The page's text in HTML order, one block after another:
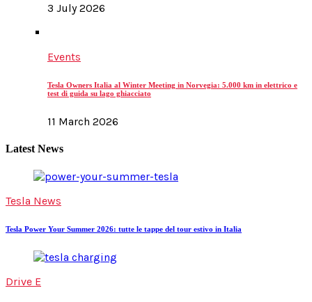
3 July 2026
Events
Tesla Owners Italia al Winter Meeting in Norvegia: 5.000 km in elettrico e
test di guida su lago ghiacciato
11 March 2026
Latest News
Tesla News
Tesla Power Your Summer 2026: tutte le tappe del tour estivo in Italia
Drive E